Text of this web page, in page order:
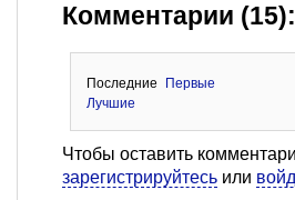
Комментарии (15):
Последние
Первые
Лучшие
Чтобы оставить
зарегистрируйтесь или